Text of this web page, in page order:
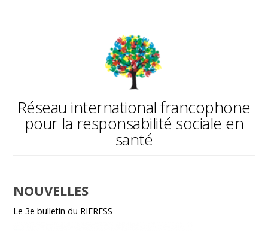
Réseau international francophone
pour la responsabilité sociale en
santé
NOUVELLES
Le 3e bulletin du RIFRESS